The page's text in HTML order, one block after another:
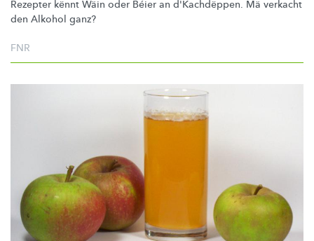
Rezepter kënnt Wäin oder Béier an d'Kachdëppen. Mä verkacht
den Alkohol ganz?
FNR